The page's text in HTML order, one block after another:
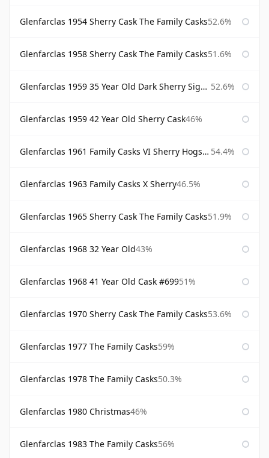
Glenfarclas 1954 Sherry Cask The Family Casks52.6%
Glenfarclas 1958 Sherry Cask The Family Casks51.6%
Glenfarclas 1959 35 Year Old Dark Sherry Signatory 52.6%
Glenfarclas 1959 42 Year Old Sherry Cask46%
Glenfarclas 1961 Family Casks VI Sherry Hogshead #1326 54.4%
Glenfarclas 1963 Family Casks X Sherry46.5%
Glenfarclas 1965 Sherry Cask The Family Casks51.9%
Glenfarclas 1968 32 Year Old43%
Glenfarclas 1968 41 Year Old Cask #69951%
Glenfarclas 1970 Sherry Cask The Family Casks53.6%
Glenfarclas 1977 The Family Casks59%
Glenfarclas 1978 The Family Casks50.3%
Glenfarclas 1980 Christmas46%
Glenfarclas 1983 The Family Casks56%